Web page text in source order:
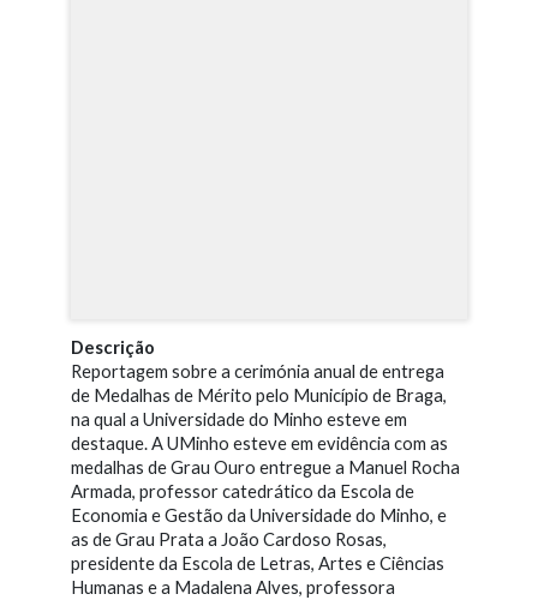
Descrição
Reportagem sobre a cerimónia anual de entrega
de Medalhas de Mérito pelo Município de Braga,
na qual a Universidade do Minho esteve em
destaque. A UMinho esteve em evidência com as
medalhas de Grau Ouro entregue a Manuel Rocha
Armada, professor catedrático da Escola de
Economia e Gestão da Universidade do Minho, e
as de Grau Prata a João Cardoso Rosas,
presidente da Escola de Letras, Artes e Ciências
Humanas e a Madalena Alves, professora